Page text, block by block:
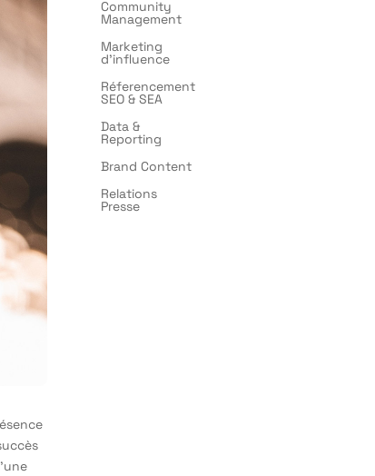
Community
Management
Marketing
d’influence
Réferencement
SEO & SEA
Data &
Reporting
Brand Content
Relations
Presse